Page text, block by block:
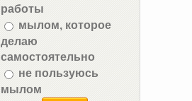
работы
мылом, которое
делаю
самостоятельно
не пользуюсь
мылом